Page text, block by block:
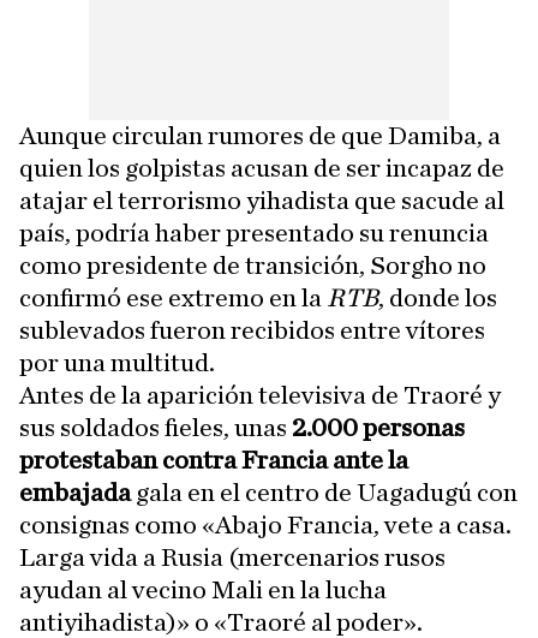
Aunque circulan rumores de que Damiba, a
quien los golpistas acusan de ser incapaz de
atajar el terrorismo yihadista que sacude al
país, podría haber presentado su renuncia
como presidente de transición, Sorgho no
confirmó ese extremo en la RTB, donde los
sublevados fueron recibidos entre vítores
por una multitud.
Antes de la aparición televisiva de Traoré y
sus soldados fieles, unas 2.000 personas
protestaban contra Francia ante la
embajadagala en el centro de Uagadugú con
consignas como «Abajo Francia, vete a casa.
Larga vida a Rusia (mercenarios rusos
ayudan al vecino Mali en la lucha
antiyihadista)» o «Traoré al poder».